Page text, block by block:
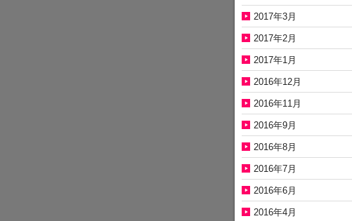
2017年3月
2017年2月
2017年1月
2016年12月
2016年11月
2016年9月
2016年8月
2016年7月
2016年6月
2016年4月